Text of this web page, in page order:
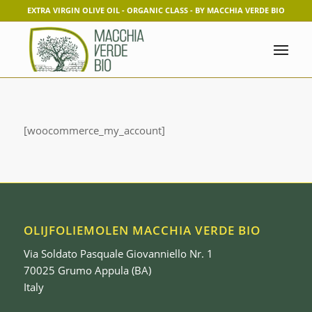
EXTRA VIRGIN OLIVE OIL - ORGANIC CLASS - BY MACCHIA VERDE BIO
[woocommerce_my_account]
OLIJFOLIEMOLEN MACCHIA VERDE BIO
Via Soldato Pasquale Giovanniello Nr. 1
70025 Grumo Appula (BA)
Italy